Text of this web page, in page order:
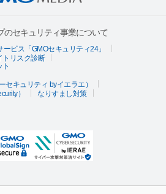
のセキュリティ事業について
ビス「GMOセキュリティ24」
トリスク診断
セキュリティ byイエラエ）
）
なりすまし対策